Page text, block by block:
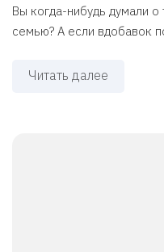
Вы когда-нибудь думали
семью? А если вдобавок
Читать далее